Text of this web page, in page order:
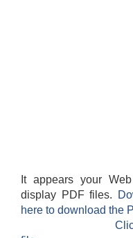
It appears your
display PDF files.
here to download the